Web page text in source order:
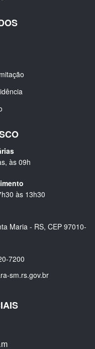
às 09h
às 13h30
Maria - RS, CEP 97010-
7200
sm.rs.gov.br